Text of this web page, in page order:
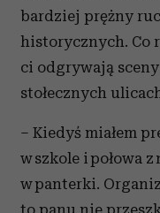
bardziej prężny
historycznych. Co
ci odgrywają
stołecznych
– Kiedyś miałem
w szkole i połowa
w panterki.
to panu nie